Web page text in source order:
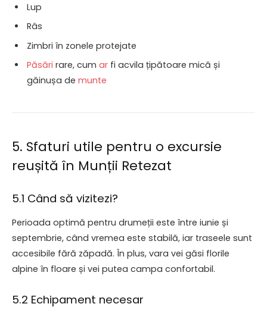
Lup
Râs
Zimbri în zonele protejate
Păsări rare, cum ar fi acvila țipătoare mică și
găinușa de munte
5. Sfaturi utile pentru o excursie
reușită în Munții Retezat
5.1 Când să vizitezi?
Perioada optimă pentru drumeții este între iunie și
septembrie, când vremea este stabilă, iar traseele sunt
accesibile fără zăpadă. În plus, vara vei găsi florile
alpine în floare și vei putea campa confortabil.
5.2 Echipament necesar